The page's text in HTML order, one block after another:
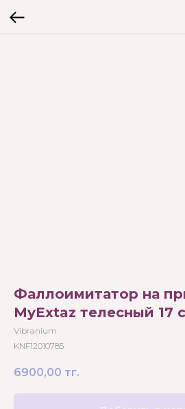
Фаллоимитатор на
MyExtaz телесный 17
Vibranium
KNF12010785
6900,00 тг.